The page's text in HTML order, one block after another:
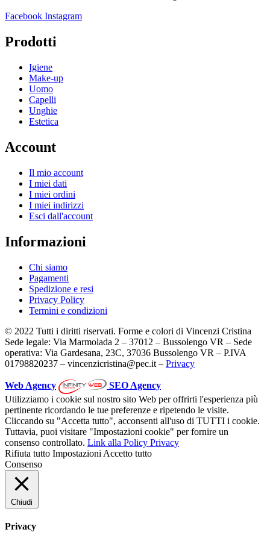
Facebook Instagram
Prodotti
Igiene
Make-up
Uomo
Capelli
Unghie
Estetica
Account
Il mio account
I miei dati
I miei ordini
I miei indirizzi
Esci dall'account
Informazioni
Chi siamo
Pagamenti
Spedizione e resi
Privacy Policy
Termini e condizioni
© 2022 Tutti i diritti riservati. Forme e colori di Vincenzi Cristina
Sede legale: Via Marmolada 2 – 37012 – Bussolengo VR – Sede
operativa: Via Gardesana, 23C, 37036 Bussolengo VR – P.IVA
01798820237 – vincenzicristina@pec.it – Privacy
Web Agency
SEO Agency
Utilizziamo i cookie sul nostro sito Web per offrirti l'esperienza più
pertinente ricordando le tue preferenze e ripetendo le visite.
Cliccando su "Accetta tutto", acconsenti all'uso di TUTTI i cookie.
Tuttavia, puoi visitare "Impostazioni cookie" per fornire un
consenso controllato. Link alla Policy Privacy
Rifiuta tutto Impostazioni Accetto tutto
Consenso
Chiudi
Privacy